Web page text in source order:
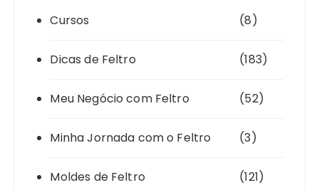
Cursos (8)
Dicas de Feltro (183)
Meu Negócio com Feltro (52)
Minha Jornada com o Feltro (3)
Moldes de Feltro (121)